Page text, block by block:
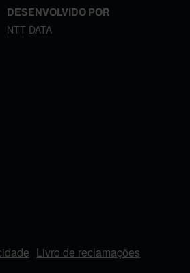
DESENVOLVIDO POR
NTT DATA
Livro de reclamações